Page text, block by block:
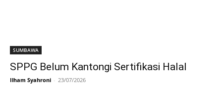
SUMBAWA
SPPG Belum Kantongi Sertifikasi Halal
Ilham Syahroni - 23/07/2026